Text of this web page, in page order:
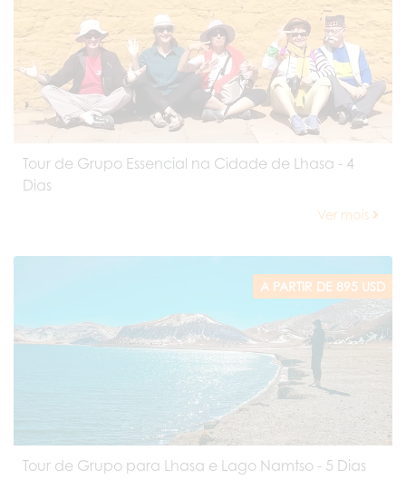
Tour de Grupo Essencial na Cidade de Lhasa - 4
Dias
Ver mais
A PARTIR DE 895 USD
Tour de Grupo para Lhasa e Lago Namtso - 5 Dias